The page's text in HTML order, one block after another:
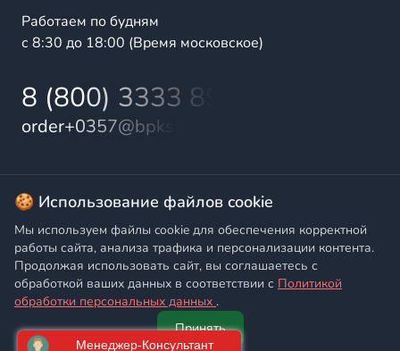
Главная Написать Позвонить
Работаем по будням
с 8:30 до 18:00 (Время московское)
8 (800) 3333 899
order+0357@bpks.ru
© 2025 БалтПромКомплект — комплексные поставки
высококачественной продукции промышленного и
бытового назначения
Политика конфиденциальности,Согласие на обработку
персональных данных
🍪 Использование файлов cookie
Мы используем файлы cookie для обеспечения корректной
работы сайта, анализа трафика и персонализации контента.
Продолжая использовать сайт, вы соглашаетесь с
обработкой ваших данных в соответствии с Политикой
обработки персональных данных .
Принять